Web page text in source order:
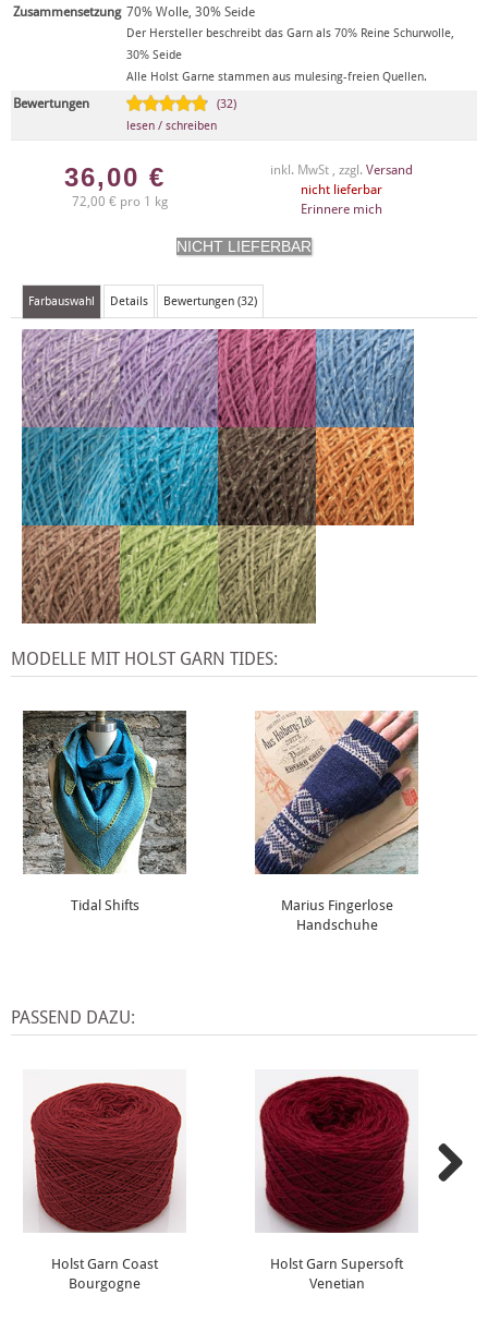
Zusammensetzung 70% Wolle, 30% Seide
Der Hersteller beschreibt das Garn als 70% Reine Schurwolle,
30% Seide
Alle Holst Garne stammen aus mulesing-freien Quellen.
Bewertungen
(32)
lesen / schreiben
36,00 €
72,00 € pro 1 kg
inkl. MwSt , zzgl. Versand
nicht lieferbar
Erinnere mich
Farbauswahl Details Bewertungen (32)
MODELLE MIT HOLST GARN TIDES:
Tidal Shifts
Marius Fingerlose
Handschuhe
PASSEND DAZU:
Holst Garn Coast
Bourgogne
Holst Garn Supersoft
Venetian